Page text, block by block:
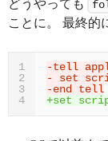
どうやっても
ことに。 最終的
1
2
3
4
-tell
- set
-end tell
+set